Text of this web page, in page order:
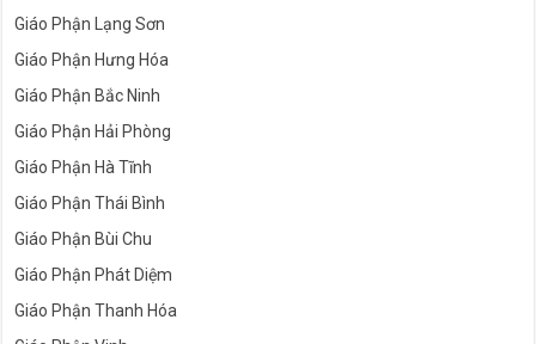
Giáo Phận Lạng Sơn
Giáo Phận Hưng Hóa
Giáo Phận Bắc Ninh
Giáo Phận Hải Phòng
Giáo Phận Hà Tĩnh
Giáo Phận Thái Bình
Giáo Phận Bùi Chu
Giáo Phận Phát Diệm
Giáo Phận Thanh Hóa